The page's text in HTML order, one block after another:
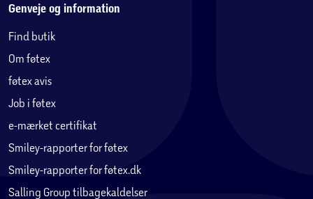
Genveje og information
Find butik
Om føtex
føtex avis
Job i føtex
e-mærket certifikat
Smiley-rapporter for føtex
Smiley-rapporter for føtex.dk
Salling Group tilbagekaldelser